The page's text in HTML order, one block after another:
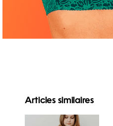
Articles similaires